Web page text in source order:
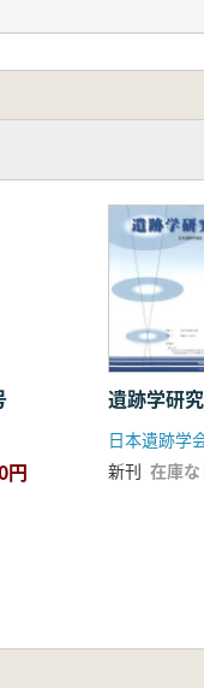
跡の庭園について
庭園保存修理事業に
園の保存・整備・活
化遺産/地域
文化遺産の力
る文化遺産の被災
史資料一阪神・淡路
における埋蔵文化財
ー派遣事業について
高田松原の価値につ
気仙沼市の文化財と
る文化財被害への和
円
遺跡学研
日本遺跡学
新刊 在庫な